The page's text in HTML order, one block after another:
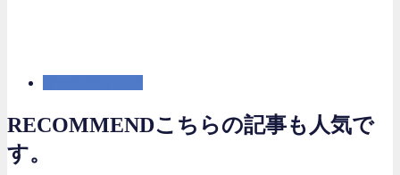
RECOMMENDこちらの記事も人気で
す。